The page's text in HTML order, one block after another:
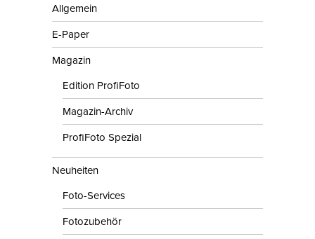
Allgemein
E-Paper
Magazin
Edition ProfiFoto
Magazin-Archiv
ProfiFoto Spezial
Neuheiten
Foto-Services
Fotozubehör